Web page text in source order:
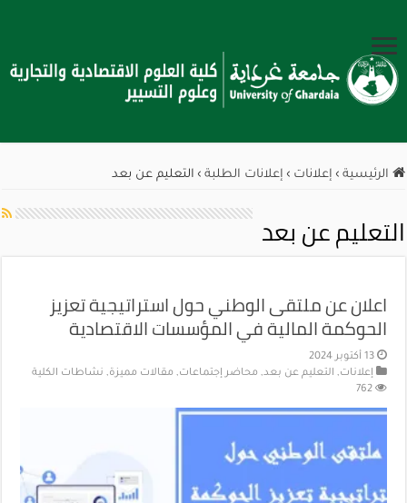
الرئيسية › إعلانات › إعلانات الطلبة › التعليم عن بعد
التعليم عن بعد
اعلان عن ملتقى الوطني حول استراتيجية تعزيز
الحوكمة المالية في المؤسسات الاقتصادية
13 أكتوبر 2024
إعلانات, التعليم عن بعد, محاضر إجتماعات, مقالات مميزة, نشاطات الكلية
762